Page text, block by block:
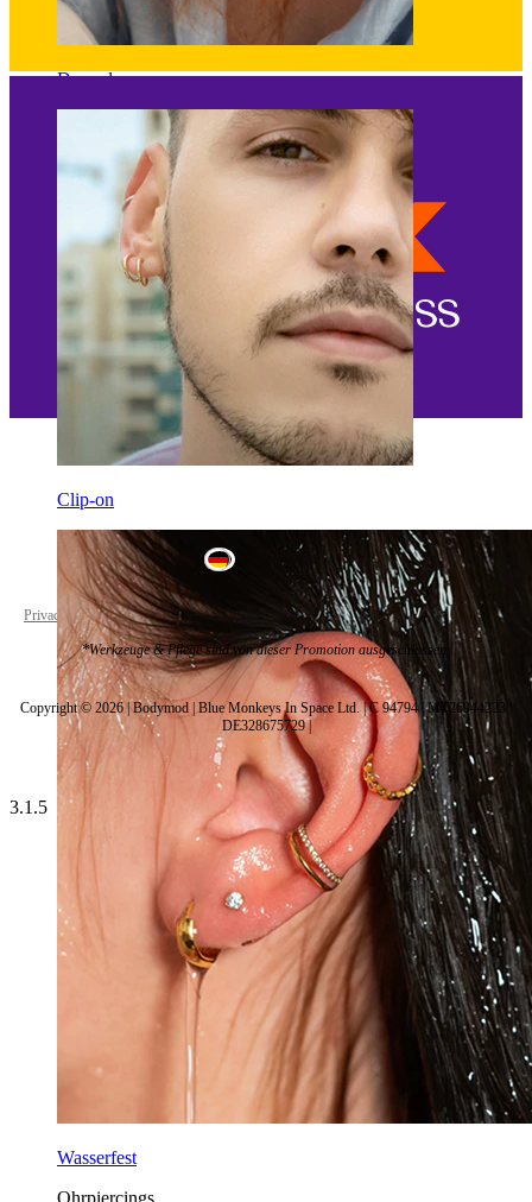
Dermal
Clip-on
Wasserfest
Ohrpiercings
Germany
Privacy policy Cookie settings
*Werkzeuge & Pflege sind von dieser Promotion ausgeschlossen.
Copyright © 2026 | Bodymod | Blue Monkeys In Space Ltd. | C 94794 | MT26944223 |
DE328675729 |
3.1.5